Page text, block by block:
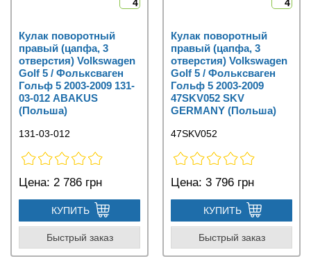
4
Кулак поворотный
правый (цапфа, 3
отверстия) Volkswagen
Golf 5 / Фольксваген
Гольф 5 2003-2009 131-
03-012 ABAKUS
(Польша)
131-03-012
Цена: 2 786 грн
КУПИТЬ
Быстрый заказ
4
Кулак поворотный
правый (цапфа, 3
отверстия) Volkswagen
Golf 5 / Фольксваген
Гольф 5 2003-2009
47SKV052 SKV
GERMANY (Польша)
47SKV052
Цена: 3 796 грн
КУПИТЬ
Быстрый заказ